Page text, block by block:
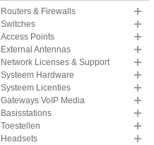
Routers & Firewalls
Switches
Access Points
External Antennas
Network Licenses & Support
Systeem Hardware
Systeem Licenties
Gateways VoIP Media
Basisstations
Toestellen
Headsets